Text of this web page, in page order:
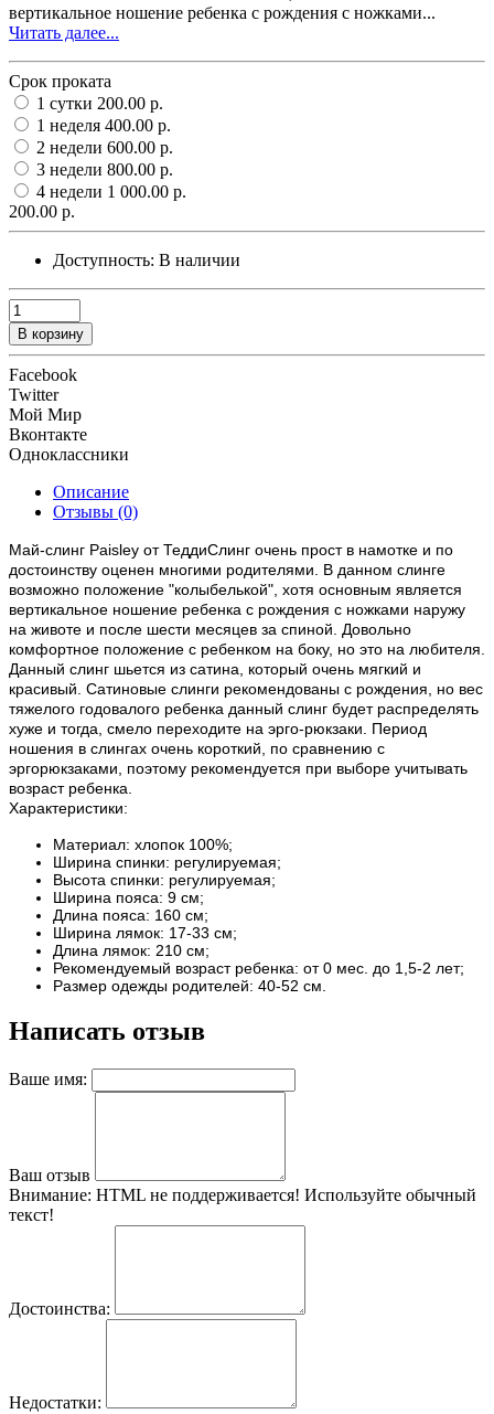
вертикальное ношение ребенка с рождения с ножками...
Читать далее...
Срок проката
1 сутки 200.00 р.
1 неделя 400.00 р.
2 недели 600.00 р.
3 недели 800.00 р.
4 недели 1 000.00 р.
200.00 р.
Доступность: В наличии
В корзину
Facebook
Twitter
Мой Мир
Вконтакте
Одноклассники
Описание
Отзывы (0)
Май-слинг Paisley от ТеддиСлинг очень прост в намотке и по
достоинству оценен многими родителями. В данном слинге
возможно положение "колыбелькой", хотя основным является
вертикальное ношение ребенка с рождения с ножками наружу
на животе и после шести месяцев за спиной. Довольно
комфортное положение с ребенком на боку, но это на любителя.
Данный слинг шьется из сатина, который очень мягкий и
красивый. Сатиновые слинги рекомендованы с рождения, но вес
тяжелого годовалого ребенка данный слинг будет распределять
хуже и тогда, смело переходите на эрго-рюкзаки. Период
ношения в слингах очень короткий, по сравнению с
эргорюкзаками, поэтому рекомендуется при выборе учитывать
возраст ребенка.
Характеристики:
Материал: хлопок 100%;
Ширина спинки: регулируемая;
Высота спинки: регулируемая;
Ширина пояса: 9 см;
Длина пояса: 160 см;
Ширина лямок: 17-33 см;
Длина лямок: 210 см;
Рекомендуемый возраст ребенка: от 0 мес. до 1,5-2 лет;
Размер одежды родителей: 40-52 см.
Написать отзыв
Ваше имя:
Ваш отзыв
Внимание: HTML не поддерживается! Используйте обычный
текст!
Достоинства:
Недостатки: